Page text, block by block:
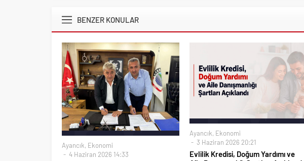
BENZER KONULAR
Ayancık, Ekonomi
4 Haziran 2026 14:33
Ayancık, Ekonomi
3 Haziran 2026 20:21
Evlilik Kredisi, Doğum Yardımı ve